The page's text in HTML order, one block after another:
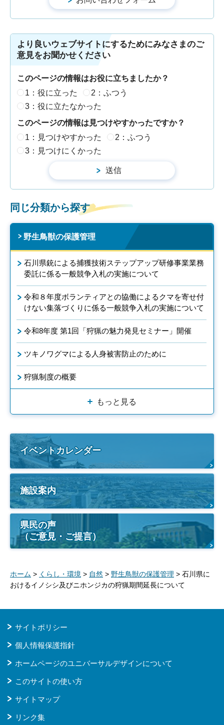
より良いウェブサイトにするためにみなさまのご
意見をお聞かせください
このページの情報はお役に立ちましたか？
1：役に立った
2：ふつう
3：役に立たなかった
このページの情報は見つけやすかったですか？
1：見つけやすかった
2：ふつう
3：見つけにくかった
同じ分類から探す
野生鳥獣の保護管理
石川県銃による捕獲技術ステップアップ研修事業業務
委託に係る一般競争入札の実施について
令和８年度ボランティアとの協働によるクマを寄せ付
けない集落づくりに係る一般競争入札の実施について
令和8年度 第1回「狩猟の魅力発見セミナー」開催
ツキノワグマによる人身被害防止のために
狩猟制度の概要
もっと見る
イベントカレンダー
施設案内
県民の声
（ご意見・ご提言）
ホーム > くらし・環境 > 自然 > 野生鳥獣の保護管理 > 石川県に
おけるイノシシ及びニホンジカの狩猟期間延長について
サイトポリシー
個人情報保護指針
ホームページのユニバーサルデザインについて
このサイトの使い方
サイトマップ
リンク集